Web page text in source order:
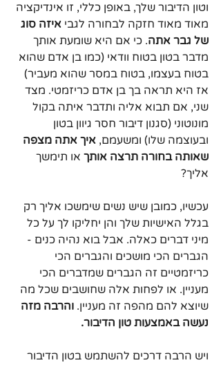
וטון הדיבור שלך, באופן כללי, זו אינדיקציה
מאוד מאוד חזקה לבחורה לגבי איזה סוג
של גבר אתה. כי אם היא שומעת אותך
מדבר בטון בטוח וודאי (כמו בן אדם שהוא
בטוח בעצמו, בטוח במסר שהוא מעביר)
אז היא תראה בך בן אדם כריזמטי. מצד
שני, אם תבוא אליה ותדבר איתה בקול
מונוטוני (סגנון דיבור חסר גיוון בטון
ובעוצמה שלו) ומשעמם, איך אתה מצפה
שאותה בחורה תרצה אותך או תימשך
אליך?
עכשיו, כמובן שיש נשים שימשכו אליך רק
בגלל האישיות שלך והן יחליקו לך על כל
מיני דברים כאלה. אבל בוא נהיה כנים -
הגברים הכי מושכים והגברים הכי
כריזמטיים זה הגברים שמדברים הכי
מעניין. או לפחות אלה שחושבים שכל מה
שיוצא להם מהפה זה מעניין. והרבה מזה
נעשה באמצעות טון הדיבור.
ויש הרבה דרכים להשתמש בטון הדיבור